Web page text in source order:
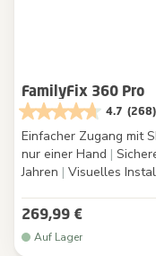
FamilyFix 360 Pro
4.7 (268)
Einfacher Zugang mit
nur einer Hand |
Jahren | Visuelles
269,99 €
Auf Lager